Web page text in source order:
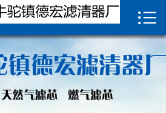
 网站首页
关于我们
新闻中心
